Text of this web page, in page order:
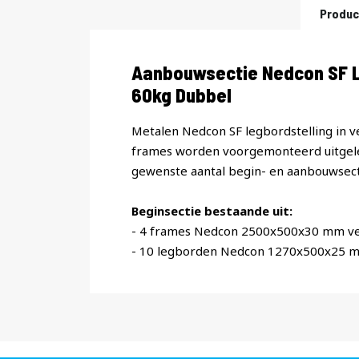
Productomschrijving
Aanbouwsectie Nedcon SF
60kg Dubbel
Metalen Nedcon SF legbordstelling in
frames worden voorgemonteerd
gewenste aantal begin- en
Beginsectie bestaande uit:
- 4 frames Nedcon 2500x500x30 mm
- 10 legborden Nedcon 1270x500x25